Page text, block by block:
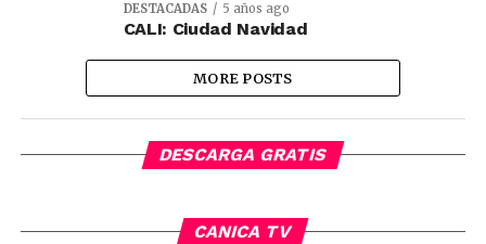
DESTACADAS 5 años ago
CALI: Ciudad Navidad
MORE POSTS
DESCARGA GRATIS
CANICA TV